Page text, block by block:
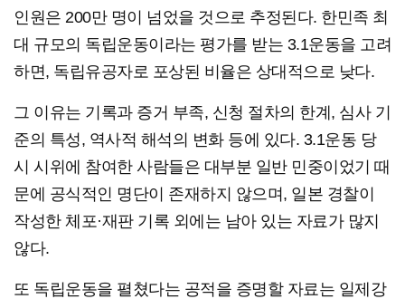
인원은 200만 명이 넘었을 것으로 추정된다. 한민족 최
대 규모의 독립운동이라는 평가를 받는 3.1운동을 고려
하면, 독립유공자로 포상된 비율은 상대적으로 낮다.
그 이유는 기록과 증거 부족, 신청 절차의 한계, 심사 기
준의 특성, 역사적 해석의 변화 등에 있다. 3.1운동 당
시 시위에 참여한 사람들은 대부분 일반 민중이었기 때
문에 공식적인 명단이 존재하지 않으며, 일본 경찰이
작성한 체포·재판 기록 외에는 남아 있는 자료가 많지
않다.
또 독립운동을 펼쳤다는 공적을 증명할 자료는 일제강